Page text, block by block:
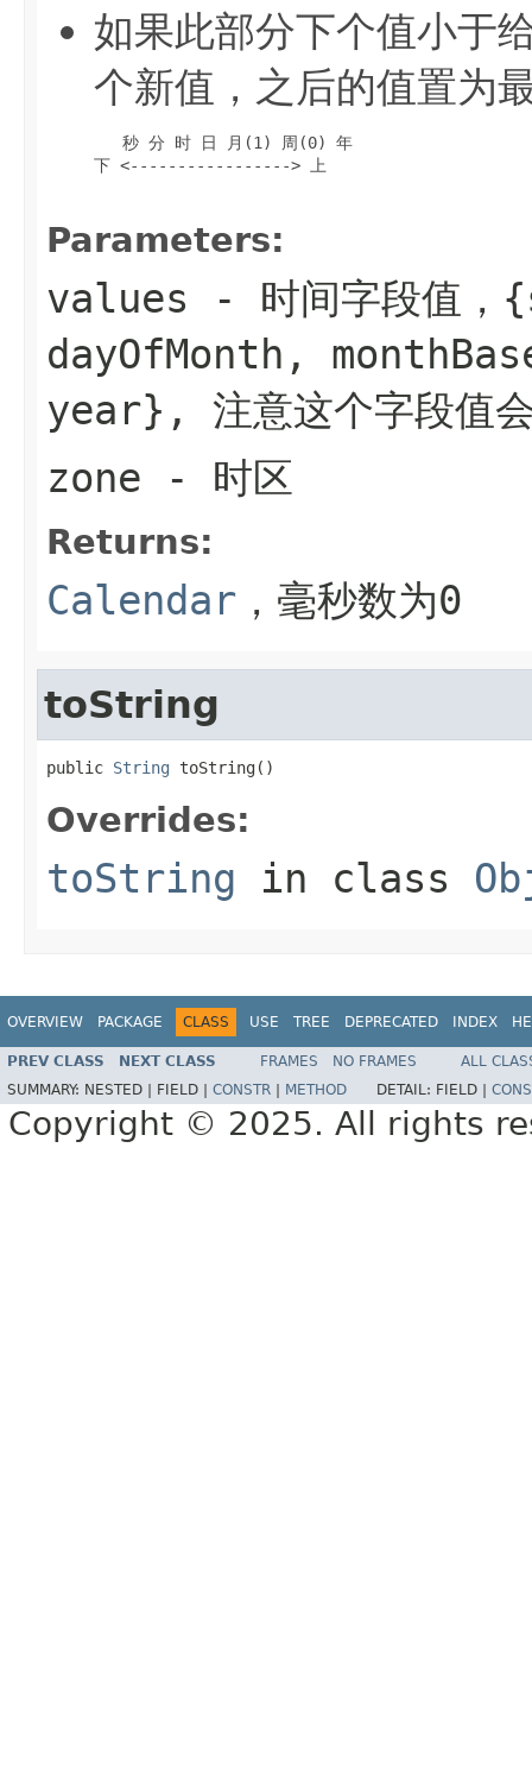
如果此部分下个值小于
个新值，之后的值置为
        秒 分 时 日 月(1) 周(0) 年
     下 <-----------------> 上
Parameters:
values - 时间字段值
dayOfMonth,
year}, 注意这个字段值
zone - 时区
Returns:
Calendar ，毫秒数为0
toString
public String toString()
Overrides:
toString in class
OVERVIEW PACKAGE CLASS USE TREE DEPRECATED INDEX
PREV CLASS NEXT CLASS FRAMES NO FRAMES
ALL
SUMMARY: NESTED | FIELD | CONSTR METHOD DETAIL: FIELD |
Copyright © 2025. All rights